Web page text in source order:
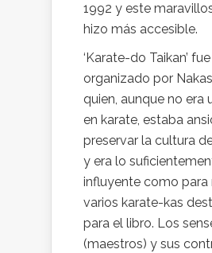
1992 y este
hizo más accesible.
‘Karate-do Taikan’ fue
organizado por
quien, aunque no era
en karate, estaba
preservar la cultura
y era lo
influyente como para
varios karate-kas
para el libro. Los
(maestros) y sus